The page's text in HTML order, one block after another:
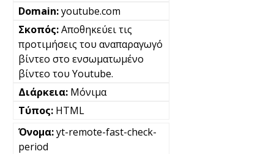
youtube.com
Αποθηκεύει τις
προτιμήσεις του αναπαραγωγό
βίντεο στο ενσωματωμένο
βίντεο του Youtube.
Μόνιμα
HTML
yt-remote-fast-check-
period